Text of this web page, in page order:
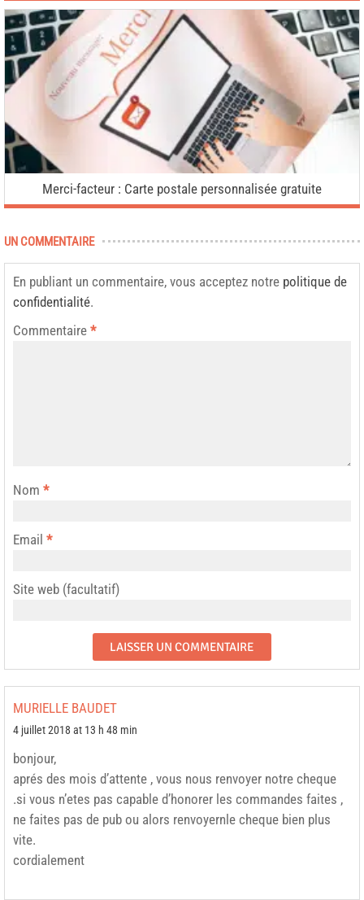
Merci-facteur : Carte postale personnalisée gratuite
UN COMMENTAIRE
En publiant un commentaire, vous acceptez notre politique de
confidentialité.
Commentaire *
Nom *
Email *
Site web (facultatif)
MURIELLE BAUDET
4 juillet 2018 at 13 h 48 min
bonjour,
aprés des mois d’attente , vous nous renvoyer notre cheque
.si vous n’etes pas capable d’honorer les commandes faites ,
ne faites pas de pub ou alors renvoyernle cheque bien plus
vite.
cordialement